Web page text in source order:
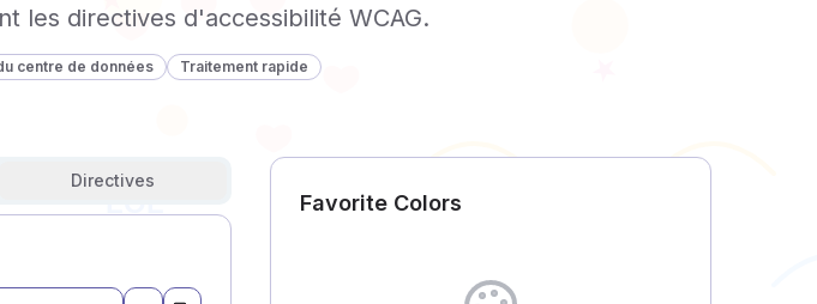
les directives d'accessibilité WCAG.
centre de données Traitement rapide
Directives
Favorite Colors